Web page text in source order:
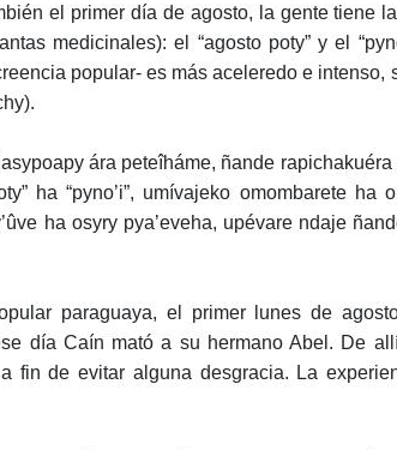
el primer día de agosto, la gente tiene
medicinales): el “agosto poty” y el
popular- es más aceleredo e intenso,
ára peteîháme, ñande
ha “pyno’i”, umívajeko omombarete
ha osyry pya’eveha, upévare ndaje
paraguaya, el primer lunes de
día Caín mató a su hermano Abel. De
fin de evitar alguna desgracia. La